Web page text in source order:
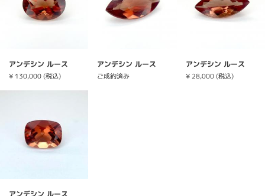
アンデシン ルース
¥ 130,000 (税込)
アンデシン ルース
ご成約済み
アンデシン ルース
¥ 28,000 (税込)
アンデシン ルース